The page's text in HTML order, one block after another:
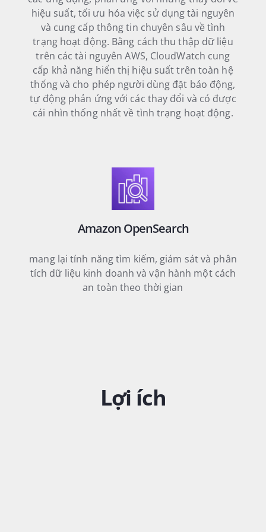
hiệu suất, tối ưu hóa việc sử dụng tài nguyên
và cung cấp thông tin chuyên sâu về tình
trạng hoạt động. Bằng cách thu thập dữ liệu
trên các tài nguyên AWS, CloudWatch cung
cấp khả năng hiển thị hiệu suất trên toàn hệ
thống và cho phép người dùng đặt báo động,
tự động phản ứng với các thay đổi và có được
cái nhìn thống nhất về tình trạng hoạt động.
Amazon OpenSearch
mang lại tính năng tìm kiếm, giám sát và phân
tích dữ liệu kinh doanh và vận hành một cách
an toàn theo thời gian
Lợi ích